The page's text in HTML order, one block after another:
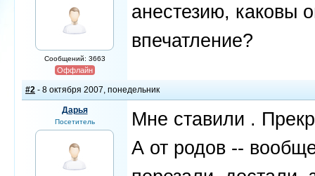
Сообщений: 3663
Оффлайн
анестезию, каковы
впечатление?
#2 - 8 октября 2007, понедельник
Дарья
Посетитель
Мне ставили .
А от родов --